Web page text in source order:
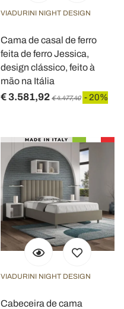
VIADURINI NIGHT DESIGN
Cama de casal de ferro
feita de ferro Jessica,
design clássico, feito à
mão na Itália
€ 3.581,92 € 4.477,40 - 20%
VIADURINI NIGHT DESIGN
Cabeceira de cama